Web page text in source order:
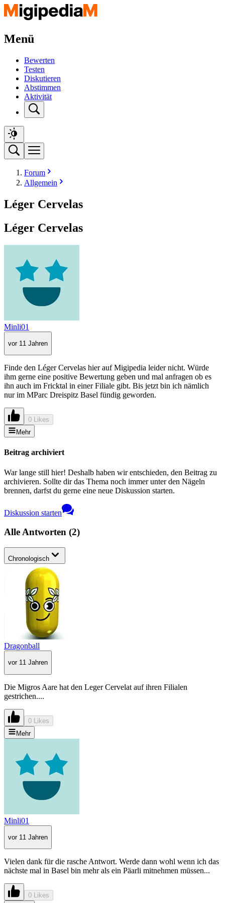
Menü
Bewerten
Testen
Diskutieren
Abstimmen
Aktivität
Forum
Allgemein
Léger Cervelas
Léger Cervelas
Minli01
vor 11 Jahren
Finde den Léger Cervelas hier auf Migipedia leider nicht. Würde
ihm gerne eine positive Bewertung geben und mal anfragen ob es
ihn auch im Fricktal in einer Filiale gibt. Bis jetzt bin ich nämlich
nur im MParc Dreispitz Basel fündig geworden.
0 Likes
Mehr
Beitrag archiviert
War lange still hier! Deshalb haben wir entschieden, den Beitrag zu
archivieren. Sollte dir das Thema noch immer unter den Nägeln
brennen, darfst du gerne eine neue Diskussion starten.
Diskussion starten
Alle Antworten (2)
Chronologisch
Dragonball
vor 11 Jahren
Die Migros Aare hat den Leger Cervelat auf ihren Filialen
gestrichen....
0 Likes
Mehr
Minli01
vor 11 Jahren
Vielen dank für die rasche Antwort. Werde dann wohl wenn ich das
nächste mal in Basel bin mehr als ein Päarli mitnehmen müssen...
0 Likes